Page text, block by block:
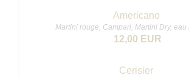
Americano
Martini rouge, Campari, Martini Dry, eau
12,00 EUR
Cerisier